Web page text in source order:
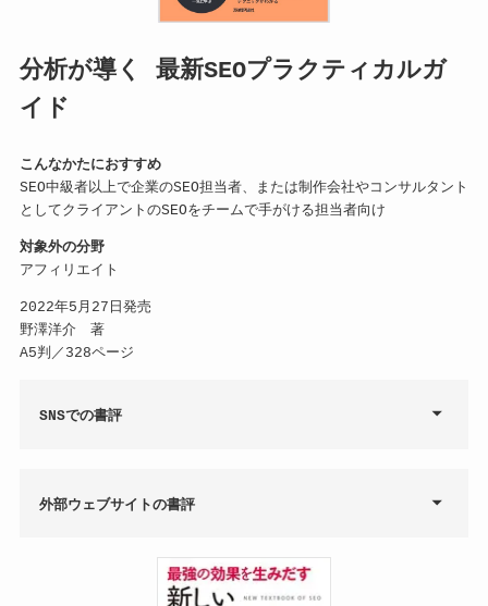
分析が導く 最新SEOプラクティカルガ
イド
こんなかたにおすすめ
SEO中級者以上で企業のSEO担当者、または制作会社やコンサルタント
としてクライアントのSEOをチームで手がける担当者向け
対象外の分野
アフィリエイト
2022年5月27日発売
野澤洋介 著
A5判／328ページ
SNSでの書評
外部ウェブサイトの書評
分析が導く最新ＳＥＯプラクティカルガイド